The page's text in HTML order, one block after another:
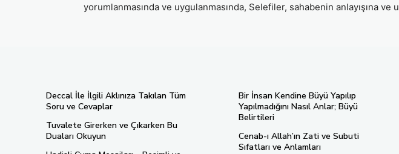
yorumlanmasında ve uygulanmasında, Selefiler, sahabenin anlayışına ve
Deccal İle İlgili Aklınıza Takılan Tüm
Soru ve Cevaplar
Tuvalete Girerken ve Çıkarken Bu
Duaları Okuyun
Bir İnsan Kendine Büyü Yapılıp
Yapılmadığını Nasıl Anlar; Büyü
Belirtileri
Cenab-ı Allah’ın Zati ve Subuti
Sıfatları ve Anlamları